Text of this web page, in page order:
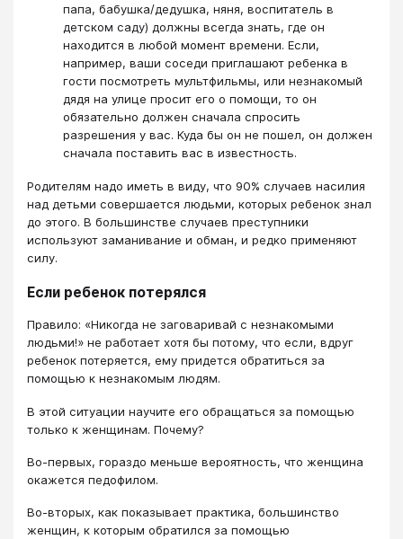
папа, бабушка/дедушка, няня, воспитатель в
детском саду) должны всегда знать, где он
находится в любой момент времени. Если,
например, ваши соседи приглашают ребенка в
гости посмотреть мультфильмы, или незнакомый
дядя на улице просит его о помощи, то он
обязательно должен сначала спросить
разрешения у вас. Куда бы он не пошел, он должен
сначала поставить вас в известность.
Родителям надо иметь в виду, что 90% случаев насилия
над детьми совершается людьми, которых ребенок знал
до этого. В большинстве случаев преступники
используют заманивание и обман, и редко применяют
силу.
Если ребенок потерялся
Правило: «Никогда не заговаривай с незнакомыми
людьми!» не работает хотя бы потому, что если, вдруг
ребенок потеряется, ему придется обратиться за
помощью к незнакомым людям.
В этой ситуации научите его обращаться за помощью
только к женщинам. Почему?
Во-первых, гораздо меньше вероятность, что женщина
окажется педофилом.
Во-вторых, как показывает практика, большинство
женщин, к которым обратился за помощью